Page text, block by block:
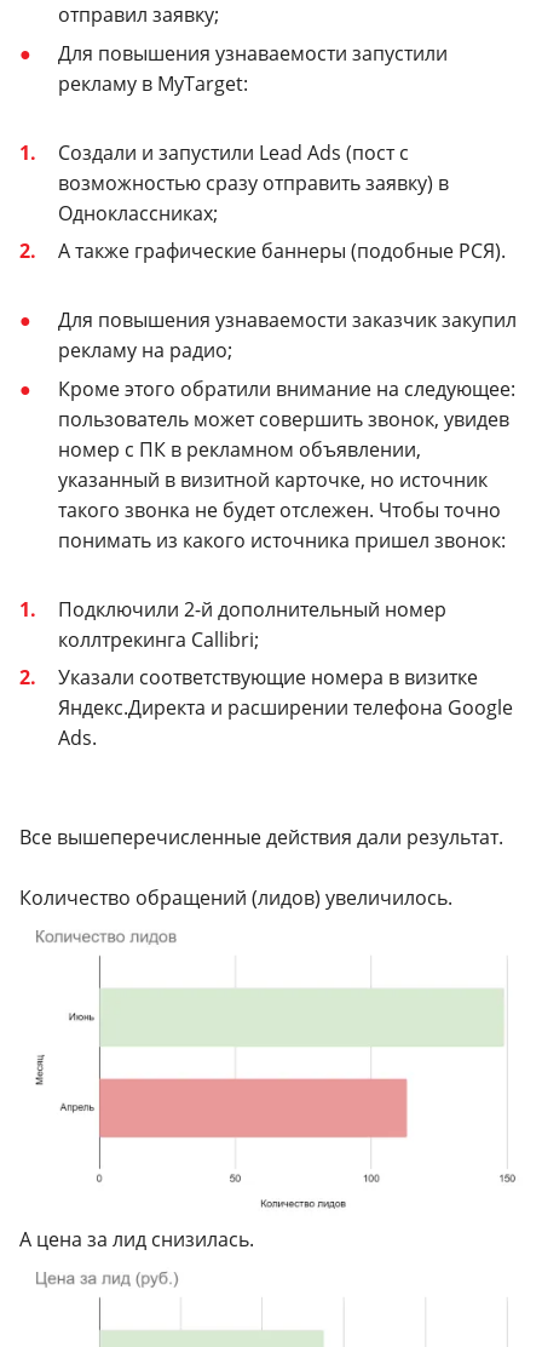
отправил заявку;
Для повышения узнаваемости запустили
рекламу в MyTarget:
Создали и запустили Lead Ads (пост с
возможностью сразу отправить заявку) в
Одноклассниках;
А также графические баннеры (подобные РСЯ).
Для повышения узнаваемости заказчик закупил
рекламу на радио;
Кроме этого обратили внимание на следующее:
пользователь может совершить звонок, увидев
номер с ПК в рекламном объявлении,
указанный в визитной карточке, но источник
такого звонка не будет отслежен. Чтобы точно
понимать из какого источника пришел звонок:
Подключили 2-й дополнительный номер
коллтрекинга Callibri;
Указали соответствующие номера в визитке
Яндекс.Директа и расширении телефона Google
Ads.
Все вышеперечисленные действия дали результат.
Количество обращений (лидов) увеличилось.
А цена за лид снизилась.